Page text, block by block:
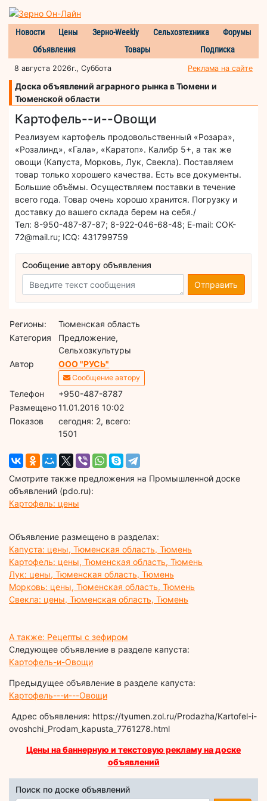
Новости Цены Зерно-Weekly Сельхозтехника
Форумы
Объявления
Товары Подписка
8 августа 2026г., Суббота Реклама на сайте
Доска объявлений аграрного рынка в Тюмени и
Тюменской области
Картофель--и--Овощи
Реализуем картофель продовольственный «Розара»,
«Розалинд», «Гала», «Каратоп». Калибр 5+, а так же
овощи (Капуста, Морковь, Лук, Свекла). Поставляем
товар только хорошего качества. Есть все документы.
Большие объёмы. Осуществляем поставки в течение
всего года. Товар очень хорошо хранится. Погрузку и
доставку до вашего склада берем на себя./
Тел: 8-950-487-87-87; 8-922-046-68-48; E-mail: COK-
72@mail.ru; ICQ: 431799759
Сообщение автору объявления
Отправить
Регионы:
Тюменская область
Категория
Предложение,
Сельхозкультуры
Автор
ООО "РУСЬ"
Сообщение автору
Телефон
+950-487-8787
Размещено11.01.2016 10:02
Показов
cегодня: 2, всего:
1501
Смотрите также предложения на Промышленной доске
объявлений (pdo.ru):
Картофель: цены
Объявление размещено в разделах:
Капуста: цены, Тюменская область, Тюмень
Картофель: цены, Тюменская область, Тюмень
Лук: цены, Тюменская область, Тюмень
Морковь: цены, Тюменская область, Тюмень
Свекла: цены, Тюменская область, Тюмень
А также: Рецепты с зефиром
Следующее объявление в разделе капуста:
Картофель-и-Овощи
Предыдущее объявление в разделе капуста:
Картофель---и---Овощи
Адрес объявления: https://tyumen.zol.ru/Prodazha/Kartofel-i-
ovoshchi_Prodam_kapusta_7761278.html
Цены на баннерную и текстовую рекламу на доске
объявлений
Поиск по доске объявлений